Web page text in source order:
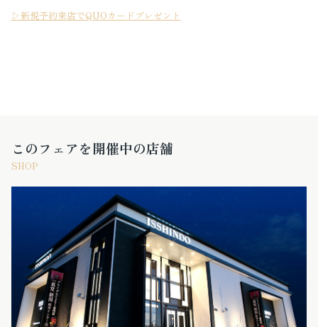
▷新規予約来店でQUOカードプレゼント
このフェアを開催中の店舗
SHOP